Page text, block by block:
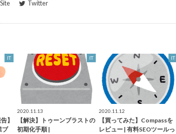
Twitter
IT
】
ブ
IT
2020.11.13
【解決】トゥーンブラストの
初期化手順 |
IT
2020.11.12
【買ってみた】Compassを
レビュー | 有料SEOツールっ